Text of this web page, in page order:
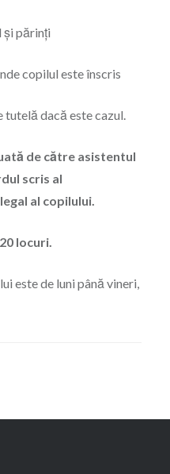
și părinți
copilul este înscris
dacă este cazul.
de către asistentul
scris al
al copilului.
locuri.
este de luni până vineri,